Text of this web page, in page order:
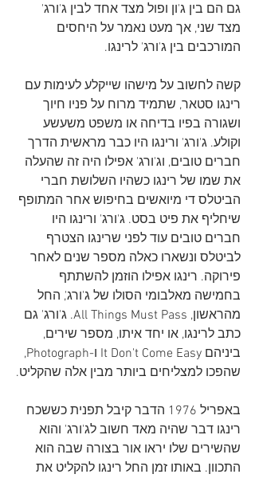
גם הם בין ג'ון ופול מצד אחד לבין ג'ורג'
מצד שני, אך מעט נאמר על היחסים
המורכבים בין ג'ורג' לרינגו.
קשה לחשוב על מישהו שייקלע לעימות עם
רינגו סטאר, שתמיד מרוח על פניו חיוך
ושגורה בפיו בדיחה או משפט משעשע
וקולע. ג'ורג' ורינגו היו כבר מראשית הדרך
חברים טובים, וג'ורג' אפילו היה זה שהעלה
את שמו של רינגו כשהיו השלושת חברי
הביטלס די מיואשים בחיפוש אחר המתופף
שיחליף את פיט בסט. ג'ורג' ורינגו היו
חברים טובים עוד לפני שרינגו הצטרף
לביטלס ונשארו כאלה מספר שנים לאחר
פירוקה. רינגו אפילו הוזמן להשתתף
בחמישה מאלבומי הסולו של ג'ורג', החל
מהראשון, All Things Must Pass. ג'ורג' גם
כתב לרינגו, או יחד איתו, מספר שירים,
ביניהם It Don't Come Easy ו-Photograph,
שהפכו למצליחים ביותר מבין אלה שהקליט.
באפריל 1976 הדבר קיבל תפנית כששכח
רינגו דבר שהיה מאד חשוב לג'ורג' והוא
שהשירים שלו יראו אור בצורה שבה הוא
התכוון. באותו זמן החל רינגו להקליט את